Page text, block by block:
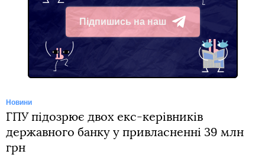
Підпишись на наш
Telegram
Новини
ГПУ підозрює двох екс-керівників
державного банку у привласненні 39 млн
грн